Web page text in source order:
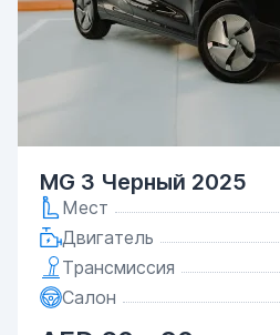
MG 3 Черный 2025
Мест
Двигатель
Трансмиссия
Салон